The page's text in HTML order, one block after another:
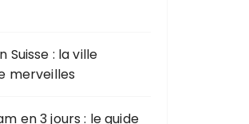
Suisse : la ville
merveilles
en 3 jours : le guide